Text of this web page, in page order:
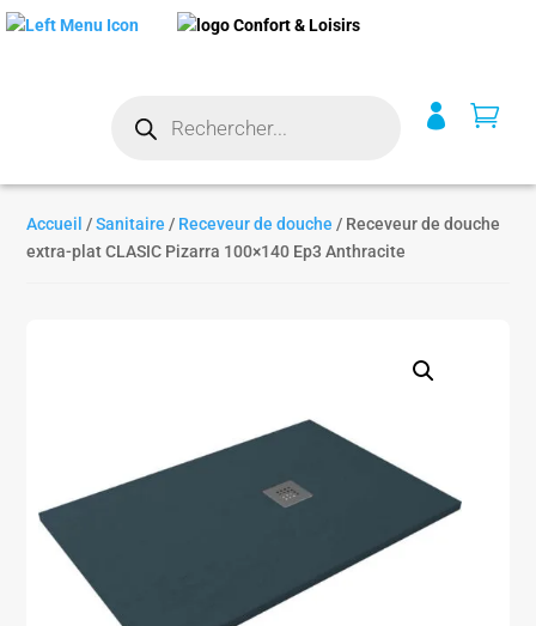
produits
 
Accueil /Sanitaire / Receveur de douche / Receveur de douche
extra-plat CLASIC Pizarra 100×140 Ep3 Anthracite